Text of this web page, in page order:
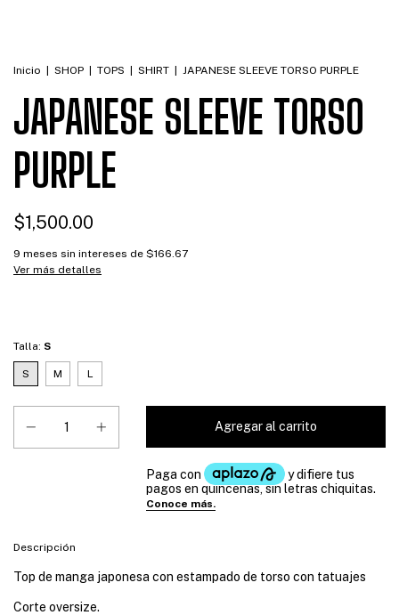
Inicio SHOP TOPS SHIRT JAPANESE SLEEVE TORSO PURPLE
JAPANESE SLEEVE TORSO
PURPLE
$1,500.00
9 meses sin intereses de $166.67
Ver más detalles
Talla: S
S M L
Descripción
Top de manga japonesa con estampado de torso con tatuajes
Corte oversize.